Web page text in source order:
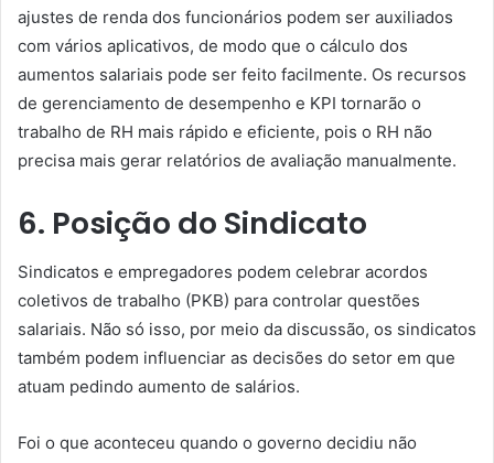
ajustes de renda dos funcionários podem ser auxiliados
com vários aplicativos, de modo que o cálculo dos
aumentos salariais pode ser feito facilmente. Os recursos
de gerenciamento de desempenho e KPI tornarão o
trabalho de RH mais rápido e eficiente, pois o RH não
precisa mais gerar relatórios de avaliação manualmente.
6. Posição do Sindicato
Sindicatos e empregadores podem celebrar acordos
coletivos de trabalho (PKB) para controlar questões
salariais. Não só isso, por meio da discussão, os sindicatos
também podem influenciar as decisões do setor em que
atuam pedindo aumento de salários.
Foi o que aconteceu quando o governo decidiu não